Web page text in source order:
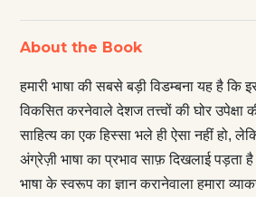
About the Book
हमारी भाषा की सबसे बड़ी विडम्बना यह है कि
विकसित करनेवाले देशज तत्त्वों की घोर उपेक्षा
साहित्य का एक हिस्सा भले ही ऐसा नहीं हो,
अंग्रेज़ी भाषा का प्रभाव साफ़ दिखलाई पड़ता
भाषा के स्वरूप का ज्ञान करानेवाला हमारा